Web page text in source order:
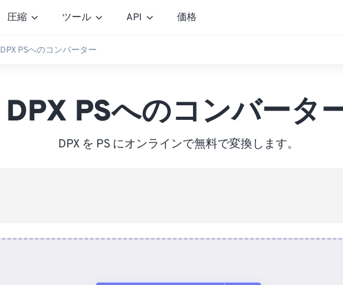
圧縮 ツール API 価格
DPX PSへのコンバーター
DPX PSへのコンバータ
DPX を PS にオンラインで無料で変換します。